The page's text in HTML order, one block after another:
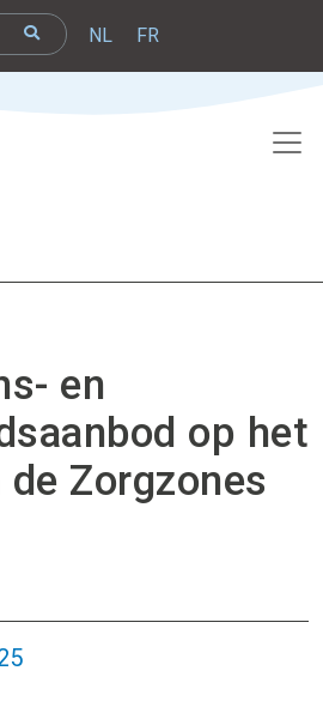
NL FR
en
op het
Zorgzones